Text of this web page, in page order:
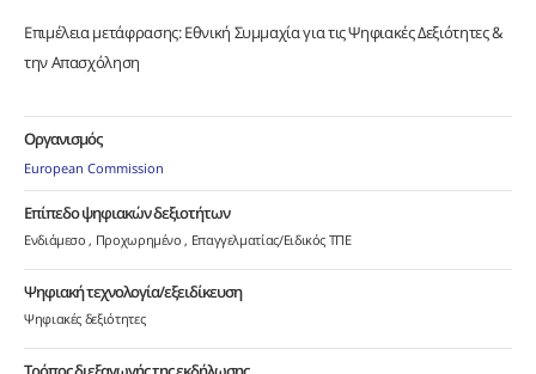
Επιμέλεια μετάφρασης: Εθνική Συμμαχία για τις Ψηφιακές Δεξιότητες &
την Απασχόληση
Οργανισμός
European Commission
Επίπεδο ψηφιακών δεξιοτήτων
Ενδιάμεσο Προχωρημένο Επαγγελματίας/Ειδικός ΤΠΕ
Ψηφιακή τεχνολογία/εξειδίκευση
Ψηφιακές δεξιότητες